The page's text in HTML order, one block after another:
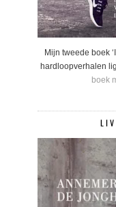
Mijn tweede boek
hardloopverhalen
boek